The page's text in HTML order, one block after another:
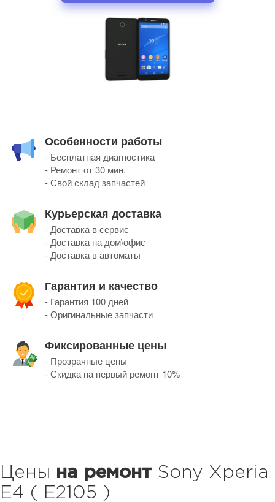
Особенности работы
- Бесплатная диагностика
- Ремонт от 30 мин.
- Свой склад запчастей
Курьерская доставка
- Доставка в сервис
- Доставка на дом\офис
- Доставка в автоматы
Гарантия и качество
- Гарантия 100 дней
- Оригинальные запчасти
Фиксированные цены
- Прозрачные цены
- Скидка на первый ремонт 10%
Цены на ремонтSony Xperia
E4 ( E2105 )